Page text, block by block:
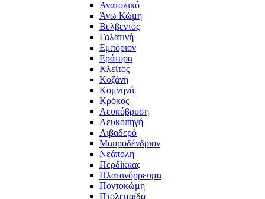
Ανατολικό
Άνω Κώμη
Βελβεντός
Γαλατινή
Εμπόριον
Εράτυρα
Κλείτος
Κοζάνη
Κομνηνά
Κρόκος
Λευκόβρυση
Λευκοπηγή
Λιβαδερό
Μαυροδένδριον
Νεάπολη
Περδίκκας
Πλατανόρρευμα
Ποντοκώμη
Πτολεμαΐδα